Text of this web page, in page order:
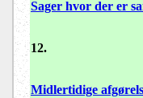
Sager hvor der er
12.
Midlertidige